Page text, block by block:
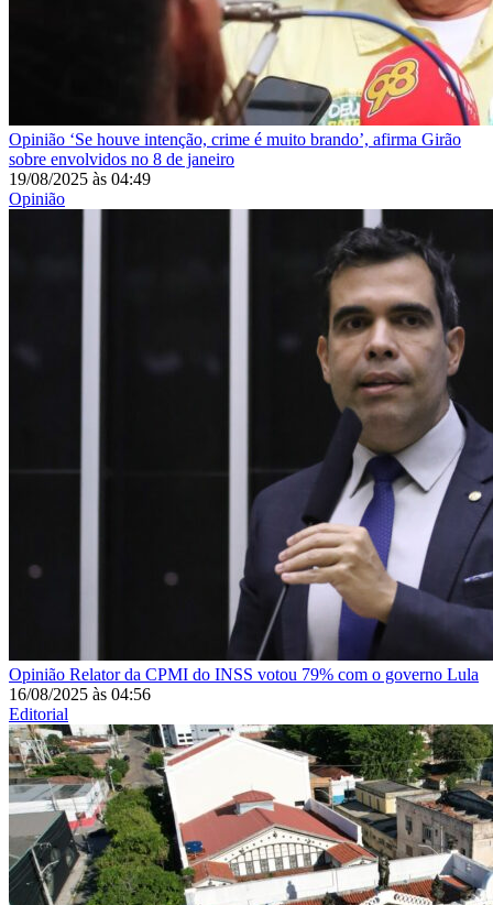
Opinião ‘Se houve intenção, crime é muito brando’, afirma Girão
sobre envolvidos no 8 de janeiro
19/08/2025 às 04:49
Opinião
Opinião Relator da CPMI do INSS votou 79% com o governo Lula
16/08/2025 às 04:56
Editorial